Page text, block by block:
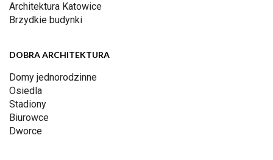
Architektura Katowice
Brzydkie budynki
DOBRA ARCHITEKTURA
Domy jednorodzinne
Osiedla
Stadiony
Biurowce
Dworce